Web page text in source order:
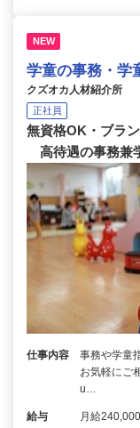
NEW
学童の事務・学
クズオカ人材紹介所
正社員
無資格OK・ブラ
高待遇の事務兼
仕事内容
事務や学童
お気軽にご
u…
給与 月給